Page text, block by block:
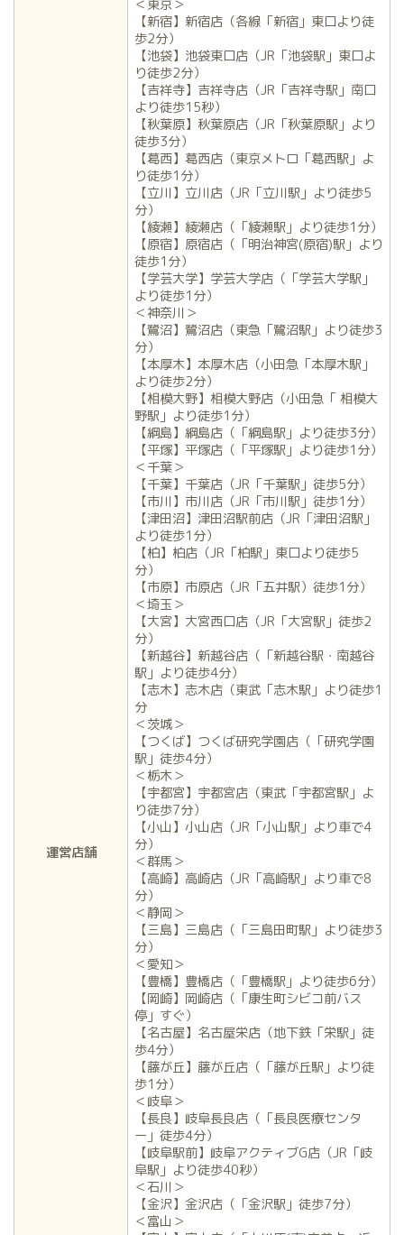
運営店舗
＜東京＞
【新宿】新宿店（各線「新宿」東口より徒
歩2分）
【池袋】池袋東口店（JR「池袋駅」東口よ
り徒歩2分）
【吉祥寺】吉祥寺店（JR「吉祥寺駅」南口
より徒歩15秒）
【秋葉原】秋葉原店（JR「秋葉原駅」より
徒歩3分）
【葛西】葛西店（東京メトロ「葛西駅」よ
り徒歩1分）
【立川】立川店（JR「立川駅」より徒歩5
分）
【綾瀬】綾瀬店（「綾瀬駅」より徒歩1分）
【原宿】原宿店（「明治神宮(原宿)駅」より
徒歩1分）
【学芸大学】学芸大学店（「学芸大学駅」
より徒歩1分）
＜神奈川＞
【鷺沼】鷺沼店（東急「鷺沼駅」より徒歩3
分）
【本厚木】本厚木店（小田急「本厚木駅」
より徒歩2分）
【相模大野】相模大野店（小田急「 相模大
野駅」より徒歩1分）
【綱島】綱島店（「綱島駅」より徒歩3分）
【平塚】平塚店（「平塚駅」より徒歩1分）
＜千葉＞
【千葉】千葉店（JR「千葉駅」徒歩5分）
【市川】市川店（JR「市川駅」徒歩1分）
【津田沼】津田沼駅前店（JR「津田沼駅」
より徒歩1分）
【柏】柏店（JR「柏駅」東口より徒歩5
分）
【市原】市原店（JR「五井駅）徒歩1分）
＜埼玉＞
【大宮】大宮西口店（JR「大宮駅」徒歩2
分）
【新越谷】新越谷店（「新越谷駅・南越谷
駅」より徒歩4分）
【志木】志木店（東武「志木駅」より徒歩1
分
＜茨城＞
【つくば】つくば研究学園店（「研究学園
駅」徒歩4分）
＜栃木＞
【宇都宮】宇都宮店（東武「宇都宮駅」よ
り徒歩7分）
【小山】小山店（JR「小山駅」より車で4
分）
＜群馬＞
【高崎】高崎店（JR「高崎駅」より車で8
分）
＜静岡＞
【三島】三島店（「三島田町駅」より徒歩3
分）
＜愛知＞
【豊橋】豊橋店（「豊橋駅」より徒歩6分）
【岡崎】岡崎店（「康生町シビコ前バス
停」すぐ）
【名古屋】名古屋栄店（地下鉄「栄駅」徒
歩4分）
【藤が丘】藤が丘店（「藤が丘駅」より徒
歩1分）
＜岐阜＞
【長良】岐阜長良店（「長良医療センタ
ー」徒歩4分）
【岐阜駅前】岐阜アクティブG店（JR「岐
阜駅」より徒歩40秒）
＜石川＞
【金沢】金沢店（「金沢駅」徒歩7分）
＜富山＞